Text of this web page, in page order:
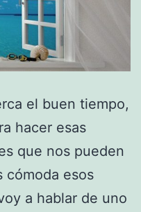
el buen tiempo,
hacer esas
que nos pueden
cómoda esos
a hablar de uno